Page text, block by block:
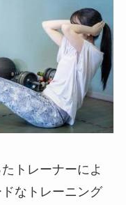
トレーナーによ
なトレーニング